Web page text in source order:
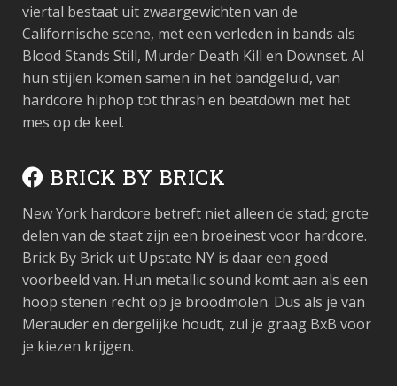
viertal bestaat uit zwaargewichten van de
Californische scene, met een verleden in bands als
Blood Stands Still, Murder Death Kill en Downset. Al
hun stijlen komen samen in het bandgeluid, van
hardcore hiphop tot thrash en beatdown met het
mes op de keel.
BRICK BY BRICK
New York hardcore betreft niet alleen de stad; grote
delen van de staat zijn een broeinest voor hardcore.
Brick By Brick uit Upstate NY is daar een goed
voorbeeld van. Hun metallic sound komt aan als een
hoop stenen recht op je broodmolen. Dus als je van
Merauder en dergelijke houdt, zul je graag BxB voor
je kiezen krijgen.